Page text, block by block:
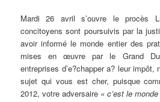
Mardi 26 avril s’ouvre le procès
concitoyens sont poursuivis par la
avoir informé le monde entier des
mises en œuvre par le Grand
entreprises d’e?chapper a? leur
sujet qui vous est cher, puisque
2012, votre adversaire « c’est le